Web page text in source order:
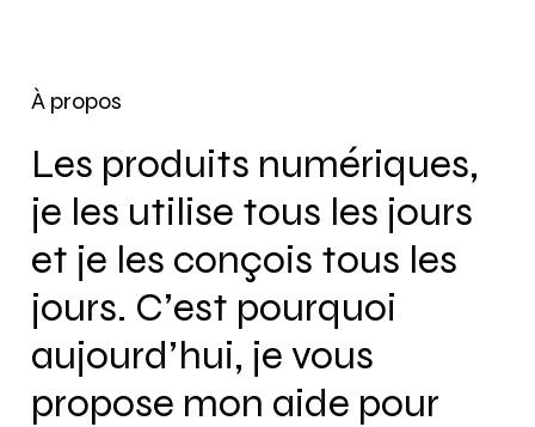
À propos
Les produits numériques,
je les utilise tous les jours
et je les conçois tous les
jours. C’est pourquoi
aujourd’hui, je vous
propose mon aide pour